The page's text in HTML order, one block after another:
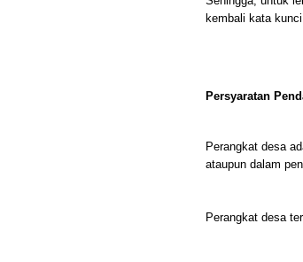
kembali kata
Persyaratan
Perangkat desa
ataupun dalam
Perangkat desa